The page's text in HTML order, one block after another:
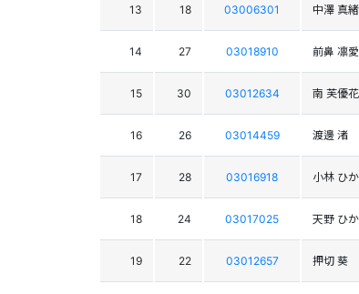
13 18 03006301 中澤 真緒
14 27 03018910 前鼻 凛愛
15 30 03012634 南 芙優花
16 26 03014459 渡邊 渚
17 28 03016918 小林 ひ
18 24 03017025 天野 ひ
19 22 03012657 押切 葵